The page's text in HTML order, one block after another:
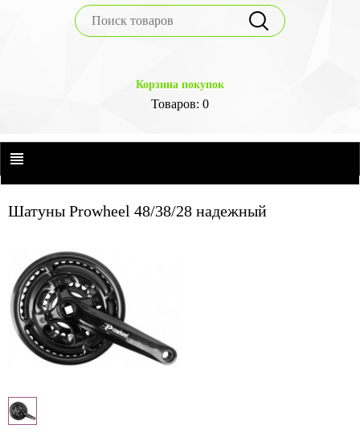
Корзина покупок
Товаров: 0
Шатуны Prowheel 48/38/28 надежный